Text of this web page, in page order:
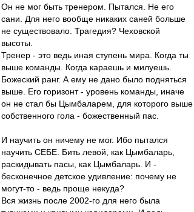
Он не мог быть тренером. Пытался. Не его
сани. Для него вообще никаких саней больше
не существовало. Трагедия? Чеховской
высоты.
Тренер - это ведь иная ступень мира. Когда ты
выше команды. Когда караешь и милуешь.
Божеский ранг. А ему не дано было подняться
выше. Его горизонт - уровень команды, иначе
он не стал бы Цымбаларем, для которого выше
собственного гола - божественный пас.
И научить он ничему не мог. Ибо пытался
научить СЕБЕ. Бить левой, как Цымбаларь,
раскидывать пасы, как Цымбаларь. И -
бесконечное детское удивление: почему не
могут-то - ведь проще некуда?
Вся жизнь после 2002-го для него была